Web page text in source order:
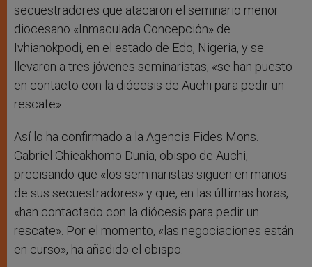
secuestradores que atacaron el seminario menor
diocesano «Inmaculada Concepción» de
Ivhianokpodi, en el estado de Edo, Nigeria, y se
llevaron a tres jóvenes seminaristas, «se han puesto
en contacto con la diócesis de Auchi para pedir un
rescate».
Así lo ha confirmado a la Agencia Fides Mons.
Gabriel Ghieakhomo Dunia, obispo de Auchi,
precisando que «los seminaristas siguen en manos
de sus secuestradores» y que, en las últimas horas,
«han contactado con la diócesis para pedir un
rescate». Por el momento, «las negociaciones están
en curso», ha añadido el obispo.